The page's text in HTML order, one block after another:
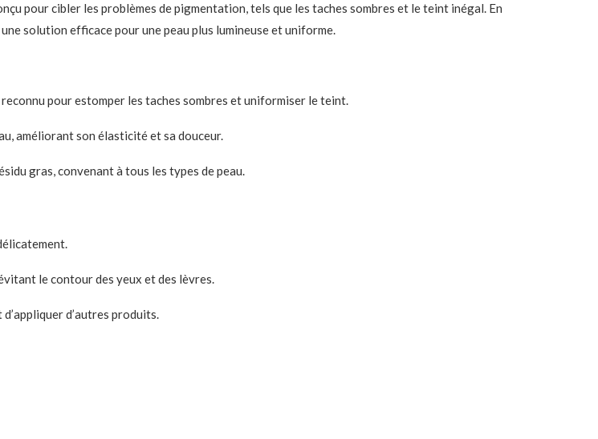
pour cibler les problèmes de pigmentation, tels que les taches sombres et le teint inégal. En
solution efficace pour une peau plus lumineuse et uniforme.
pour estomper les taches sombres et uniformiser le teint.
améliorant son élasticité et sa douceur.
gras, convenant à tous les types de peau.
le contour des yeux et des lèvres.
d’autres produits.